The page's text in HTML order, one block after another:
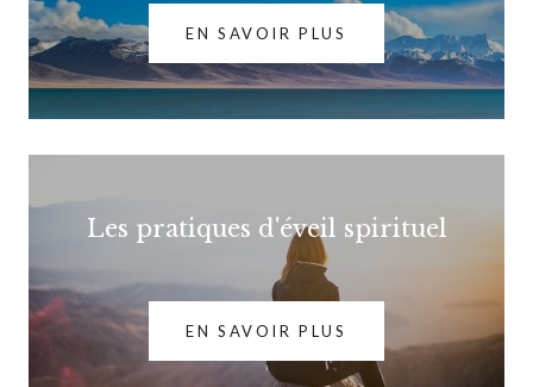
EN SAVOIR PLUS
Les pratiques d'éveil spirituel
EN SAVOIR PLUS